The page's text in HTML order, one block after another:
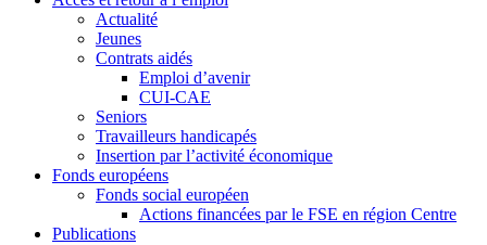
Actualité
Jeunes
Contrats aidés
Emploi d’avenir
CUI-CAE
Seniors
Travailleurs handicapés
Insertion par l’activité économique
Fonds européens
Fonds social européen
Actions financées par le FSE en région Centre
Publications